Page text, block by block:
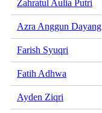
Zahratul Aulia Putri
Azra Anggun Dayang
Farish Syuqri
Fatih Adhwa
Ayden Ziqri